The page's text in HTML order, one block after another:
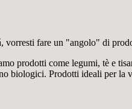
vorresti fare un "angolo" di
prodotti come legumi, tè e
biologici. Prodotti ideali per la